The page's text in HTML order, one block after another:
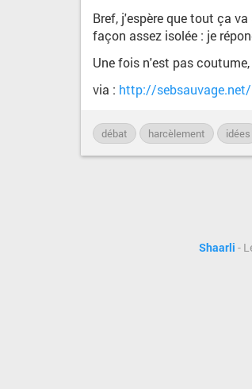
Bref, j'espère que tout ça
façon assez isolée : je
Une fois n'est pas
via : http://
débat harcèlement idées
Shaarli -